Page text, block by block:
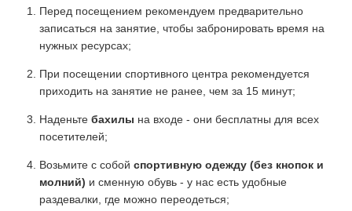
Перед посещением рекомендуем предварительно
записаться на занятие, чтобы забронировать время на
нужных ресурсах;
При посещении спортивного центра рекомендуется
приходить на занятие не ранее, чем за 15 минут;
Наденьте бахилы на входе - они бесплатны для всех
посетителей;
Возьмите с собой спортивную одежду (без кнопок и
молний) и сменную обувь - у нас есть удобные
раздевалки, где можно переодеться;